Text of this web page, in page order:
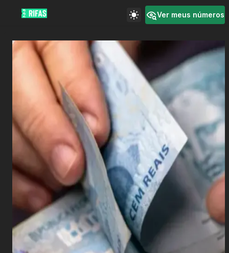
Ver meus números